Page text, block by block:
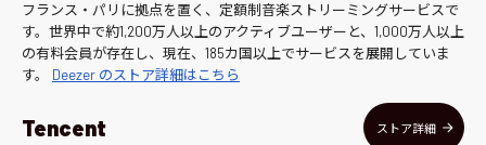
フランス・パリに拠点を置く、定額制音楽ストリーミングサービスで
す。世界中で約1,200万人以上のアクティブユーザーと、1,000万人以上
の有料会員が存在し、現在、185カ国以上でサービスを展開していま
す。 Deezer のストア詳細はこちら
Tencent ストア詳細